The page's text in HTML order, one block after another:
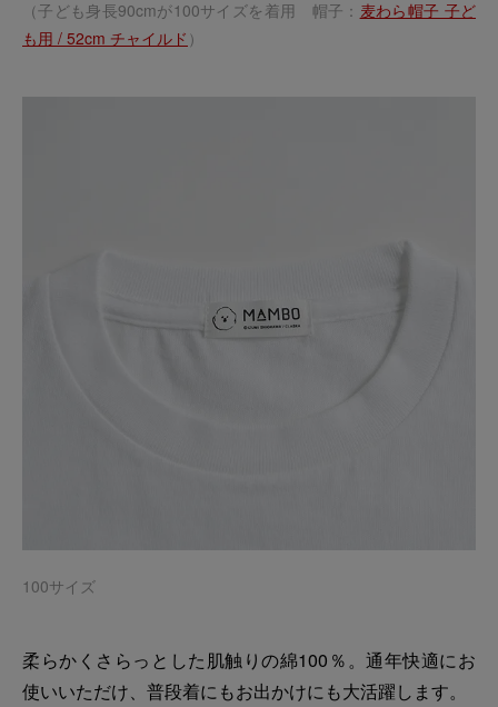
（子ども身長90cmが100サイズを着用 帽子： 麦わら帽子 子ど
も用 / 52cm チャイルド ）
100サイズ
柔らかくさらっとした肌触りの綿100％。通年快適にお
使いいただけ、普段着にもお出かけにも大活躍します。